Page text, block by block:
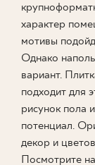
PL
характер
мотивы
Однако
вариант.
подходит для
рисунок пола
потенциал.
декор и
Посмотрите